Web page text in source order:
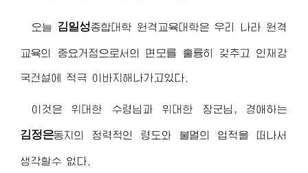
오늘 김일성종합대학 원격교육대학은 우리 나라 원격
교육의 중요거점으로서의 면모를 훌륭히 갖추고 인재강
국건설에 적극 이바지해나가고있다.
이것은위대한 수령님 과위대한 장군님 , 경애하는
김정은동지 의 정력적인 령도와 불멸의 업적을 떠나서
생각할수 없다.